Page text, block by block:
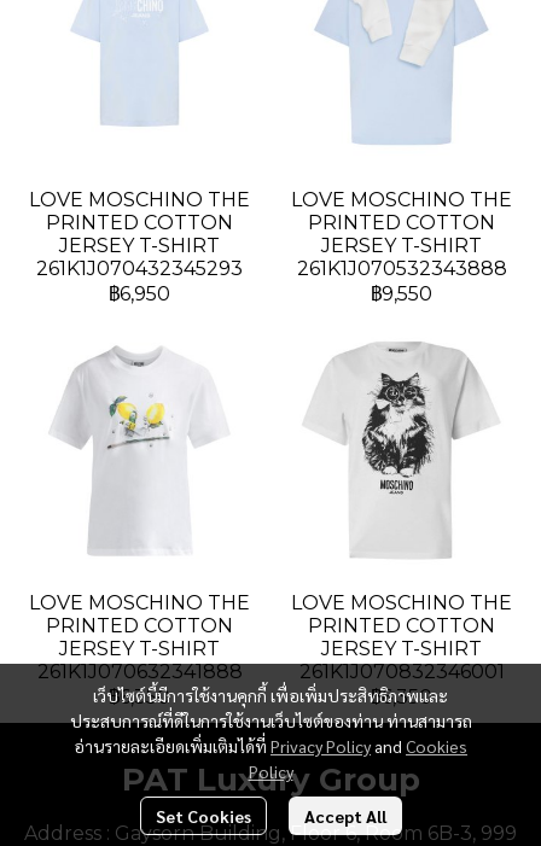
LOVE MOSCHINO THE
PRINTED COTTON
JERSEY T-SHIRT
261K1J070432345293
฿6,950
LOVE MOSCHINO THE
PRINTED COTTON
JERSEY T-SHIRT
261K1J070532343888
฿9,550
LOVE MOSCHINO THE
PRINTED COTTON
JERSEY T-SHIRT
261K1J070632341888
฿6,350
LOVE MOSCHINO THE
PRINTED COTTON
JERSEY T-SHIRT
261K1J070832346001
฿6,350
เว็บไซต์นี้มีการใช้งานคุกกี้ เพื่อเพิ่มประสิทธิภาพและ
ประสบการณ์ที่ดีในการใช้งานเว็บไซต์ของท่าน ท่านสามารถ
อ่านรายละเอียดเพิ่มเติมได้ที่ Privacy Policy and Cookies
Policy
Set Cookies Accept All
PAT Luxury Group
Address : Gaysorn Building, Floor 6, Room 6B-3, 999